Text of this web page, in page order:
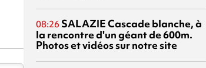
08:26 SALAZIECascade blanche, à
la rencontre d'un géant de 600m.
Photos et vidéos sur notre site